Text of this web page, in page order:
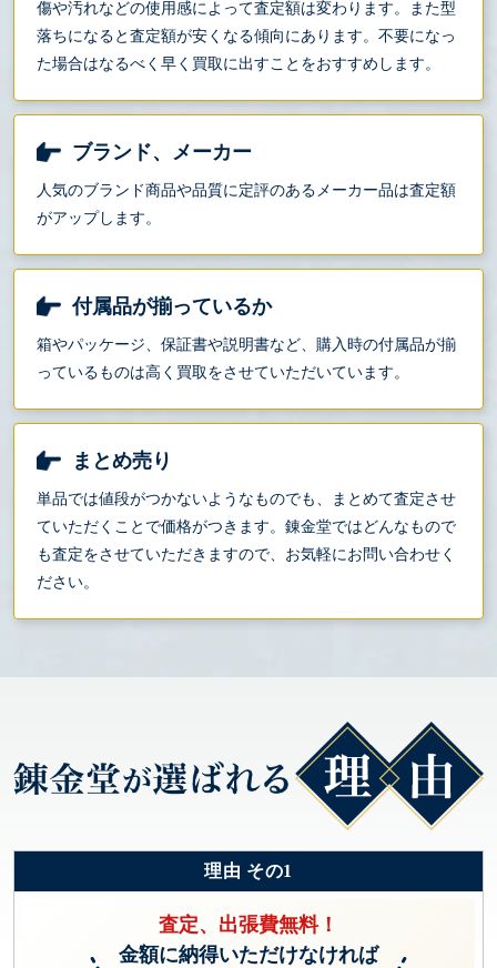
傷や汚れなどの使用感によって査定額は変わります。また型
落ちになると査定額が安くなる傾向にあります。不要になっ
た場合はなるべく早く買取に出すことをおすすめします。
ブランド、メーカー
人気のブランド商品や品質に定評のあるメーカー品は査定額
がアップします。
付属品が揃っているか
箱やパッケージ、保証書や説明書など、購入時の付属品が揃
っているものは高く買取をさせていただいています。
まとめ売り
単品では値段がつかないようなものでも、まとめて査定させ
ていただくことで価格がつきます。錬金堂ではどんなもので
も査定をさせていただきますので、お気軽にお問い合わせく
ださい。
理由 その1
査定、出張費無料！
金額に納得いただけなければ